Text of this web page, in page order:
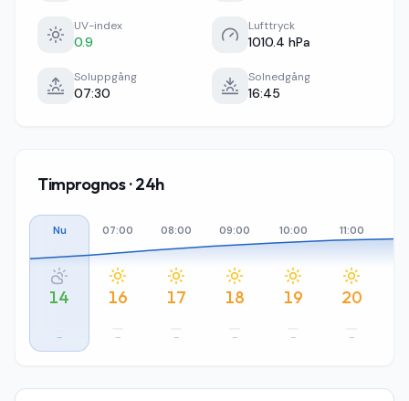
UV-index
0.9
Lufttryck
1010.4 hPa
Soluppgång
07:30
Solnedgång
16:45
Timprognos · 24h
Nu
14
–
07:00
16
–
08:00
17
–
09:00
18
–
10:00
19
–
11:00
20
–